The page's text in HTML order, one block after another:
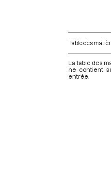
Table des
La table des
ne contient
entrée.